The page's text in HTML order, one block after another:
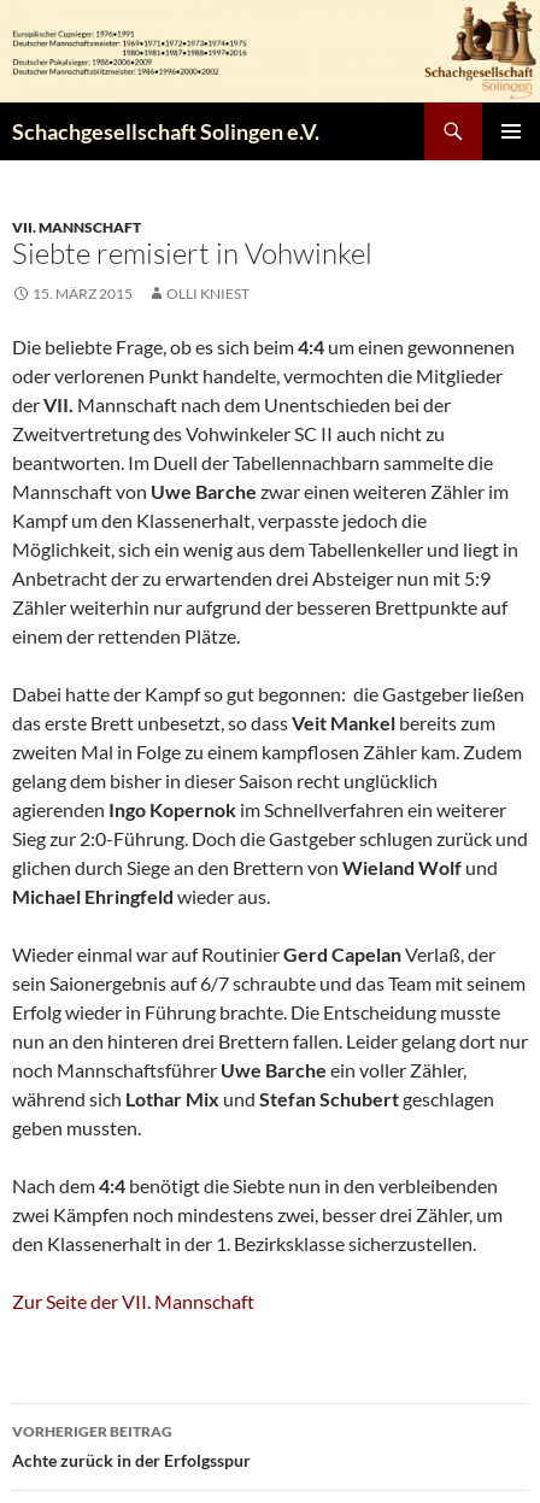
Inhalt
springen
Schachgesellschaft Solingen e.V.
VII. MANNSCHAFT
Siebte remisiert in Vohwinkel
15. MÄRZ 2015 OLLI KNIEST
Die beliebte Frage, ob es sich beim4:4 um einen gewonnenen
oder verlorenen Punkt handelte, vermochten die Mitglieder
derVII. Mannschaft nach dem Unentschieden bei der
Zweitvertretung des Vohwinkeler SC II auch nicht zu
beantworten. Im Duell der Tabellennachbarn sammelte die
Mannschaft von Uwe Barche zwar einen weiteren Zähler im
Kampf um den Klassenerhalt, verpasste jedoch die
Möglichkeit, sich ein wenig aus dem Tabellenkeller und liegt in
Anbetracht der zu erwartenden drei Absteiger nun mit 5:9
Zähler weiterhin nur aufgrund der besseren Brettpunkte auf
einem der rettenden Plätze.
Dabei hatte der Kampf so gut begonnen: die Gastgeber ließen
das erste Brett unbesetzt, so dassVeit Mankel bereits zum
zweiten Mal in Folge zu einem kampflosen Zähler kam. Zudem
gelang dem bisher in dieser Saison recht unglücklich
agierenden Ingo Kopernok im Schnellverfahren ein weiterer
Sieg zur 2:0-Führung. Doch die Gastgeber schlugen zurück und
glichen durch Siege an den Brettern von Wieland Wolf und
Michael Ehringfeld wieder aus.
Wieder einmal war auf RoutinierGerd CapelanVerlaß, der
sein Saionergebnis auf 6/7 schraubte und das Team mit seinem
Erfolg wieder in Führung brachte. Die Entscheidung musste
nun an den hinteren drei Brettern fallen. Leider gelang dort nur
noch Mannschaftsführer Uwe Barche ein voller Zähler,
während sich Lothar Mix und Stefan Schubertgeschlagen
geben mussten.
Nach dem4:4 benötigt die Siebte nun in den verbleibenden
zwei Kämpfen noch mindestens zwei, besser drei Zähler, um
den Klassenerhalt in der 1. Bezirksklasse sicherzustellen.
Zur Seite der VII. Mannschaft
Beitragsnavigation
VORHERIGER BEITRAG
Achte zurück in der Erfolgsspur